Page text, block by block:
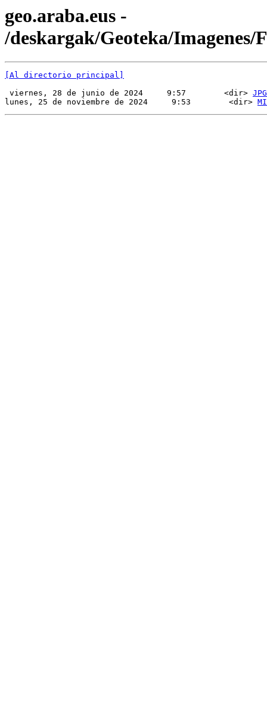
geo.araba.eus -
/deskargak/Geoteka/Imagenes/
[Al directorio principal]
viernes, 28 de junio de 2024     9:57        <dir> JPG
lunes, 25 de noviembre de 2024     9:53        <dir>